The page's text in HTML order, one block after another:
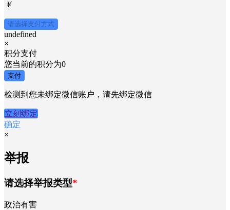
￥
请选择支付方式
undefined
×
积分支付
您当前的积分为0
支付
检测到您未绑定微信账户，请先绑定微信
立刻绑定
确定
×
举报
请选择举报类型*
政治有害